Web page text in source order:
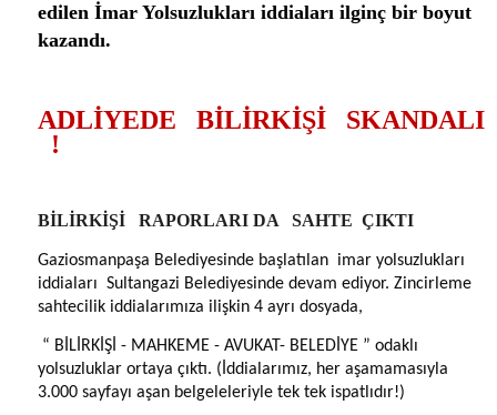
edilen İmar Yolsuzlukları iddiaları ilginç bir boyut
kazandı.
ADLİYEDE BİLİRKİŞİ
SKANDALI
!
BİLİRKİŞİ RAPORLARI DA SAHTE ÇIKTI
Gaziosmanpaşa Belediyesinde başlatılan imar yolsuzlukları
iddiaları Sultangazi Belediyesinde devam ediyor. Zincirleme
sahtecilik iddialarımıza ilişkin 4 ayrı dosyada,
“ BİLİRKİŞİ - MAHKEME - AVUKAT- BELEDİYE ” odaklı
yolsuzluklar ortaya çıktı. (İddialarımız, her aşamamasıyla
3.000 sayfayı aşan belgeleleriyle tek tek ispatlıdır!)